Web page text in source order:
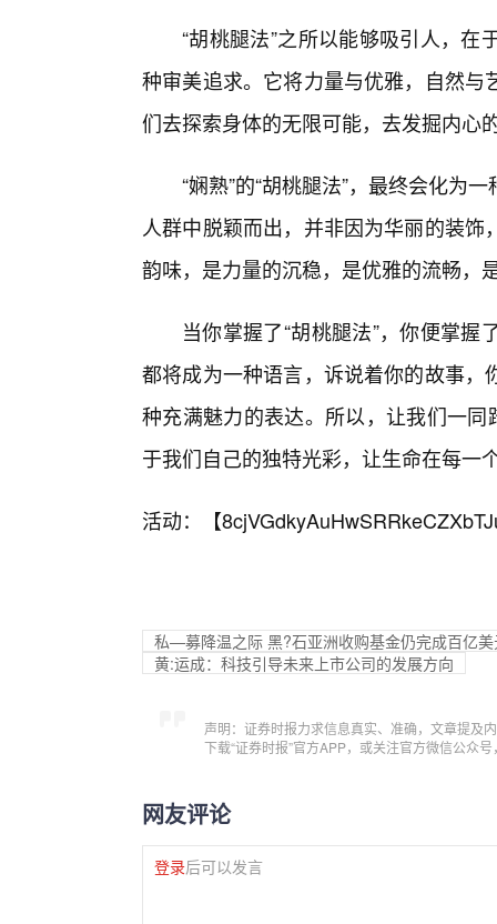
“胡桃腿法”之所以能够吸引人，
种审美追求。它将力量与优雅，自然
们去探索身体的无限可能，去发掘内心
“娴熟”的“胡桃腿法”，最终会化为
人群中脱颖而出，并非因为华丽的装
韵味，是力量的沉稳，是优雅的流畅，
当你掌握了“胡桃腿法”，你便掌
都将成为一种语言，诉说着你的故事
种充满魅力的表达。所以，让我们一
于我们自己的独特光彩，让生命在每一
活动：【
私—募降温之际 黑?石亚洲收购基金仍完成百亿
黄:运成：科技引导未来上市公司的发展方向
声明：证券时报力求信息真实、准确，文章提及
下载“证券时报”官方APP，或关注官方微信公众
网友评论
登录后可以发言